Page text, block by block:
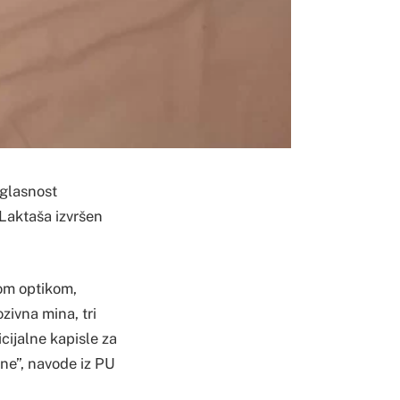
izvršen
optikom,
mina, tri
kapisle za
navode iz PU